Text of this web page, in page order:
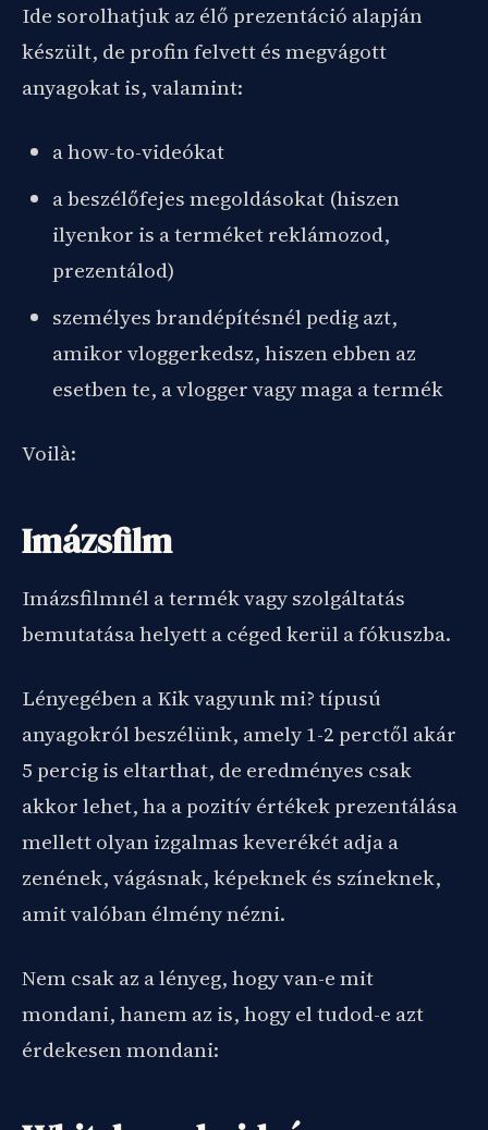
Ide sorolhatjuk az élő prezentáció alapján
készült, de profin felvett és megvágott
anyagokat is, valamint:
a how-to-videókat
a beszélőfejes megoldásokat (hiszen
ilyenkor is a terméket reklámozod,
prezentálod)
személyes brandépítésnél pedig azt,
amikor vloggerkedsz, hiszen ebben az
esetben te, a vlogger vagy maga a termék
Voilà:
Imázsfilm
Imázsfilmnél a termék vagy szolgáltatás
bemutatása helyett a céged kerül a fókuszba.
Lényegében a Kik vagyunk mi? típusú
anyagokról beszélünk, amely 1-2 perctől akár
5 percig is eltarthat, de eredményes csak
akkor lehet, ha a pozitív értékek prezentálása
mellett olyan izgalmas keverékét adja a
zenének, vágásnak, képeknek és színeknek,
amit valóban élmény nézni.
Nem csak az a lényeg, hogy van-e mit
mondani, hanem az is, hogy el tudod-e azt
érdekesen mondani: